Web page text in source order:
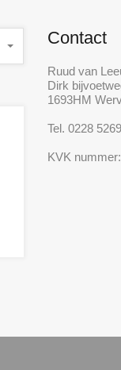
Contact
Ruud van
Dirk
1693HM
Tel. 0228
KVK